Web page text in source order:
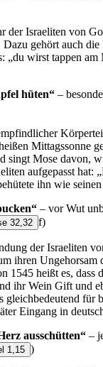
der Israeliten von
gehört auch
„du wirst tappen
hüten“ –
Mittagssonne
singt Mose davon,
aufgepasst hat:
ihn wie
– vor Wut
32,32 f)
der Israeliten
ihren Ungehorsam
1545 heißt es, dass
ihr Wein Gift und
gleichbedeutend für
Eingang in
ausschütten“ –
1,15 )